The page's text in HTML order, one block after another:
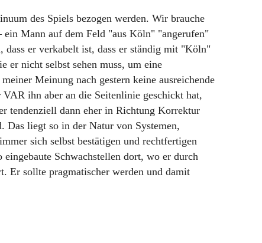
des Spiels bezogen werden. Wir brauche
Mann auf dem Feld "aus Köln" "angerufen"
er verkabelt ist, dass er ständig mit "Köln"
er nicht selbst sehen muss, um eine
Meinung nach gestern keine ausreichende
ihn aber an die Seitenlinie geschickt hat,
tendenziell dann eher in Richtung Korrektur
Das liegt so in der Natur von Systemen,
sich selbst bestätigen und rechtfertigen
Schwachstellen dort, wo er durch
Er sollte pragmatischer werden und damit